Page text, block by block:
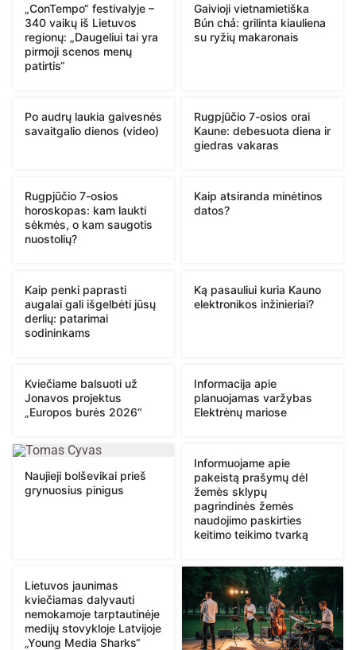
„ConTempo“ festivalyje –
340 vaikų iš Lietuvos
regionų: „Daugeliui tai yra
pirmoji scenos menų
patirtis“
Gaivioji vietnamietiška
Bún chả: grilinta kiauliena
su ryžių makaronais
Po audrų laukia gaivesnės
savaitgalio dienos (video)
Rugpjūčio 7-osios orai
Kaune: debesuota diena ir
giedras vakaras
Rugpjūčio 7-osios
horoskopas: kam laukti
sėkmės, o kam saugotis
nuostolių?
Kaip atsiranda minėtinos
datos?
Kaip penki paprasti
augalai gali išgelbėti jūsų
derlių: patarimai
sodininkams
Ką pasauliui kuria Kauno
elektronikos inžinieriai?
Kviečiame balsuoti už
Jonavos projektus
„Europos burės 2026“
Informacija apie
planuojamas varžybas
Elektrėnų mariose
Naujieji bolševikai prieš
grynuosius pinigus
Informuojame apie
pakeistą prašymų dėl
žemės sklypų
pagrindinės žemės
naudojimo paskirties
keitimo teikimo tvarką
Lietuvos jaunimas
kviečiamas dalyvauti
nemokamoje tarptautinėje
medijų stovykloje Latvijoje
„Young Media Sharks“